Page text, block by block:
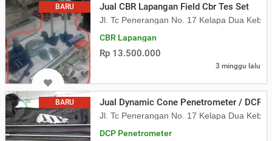
BARU Jual CBR Lapangan Field Cbr Tes Set
Jl. Tc Penerangan No. 17 Kelapa Dua
CBR Lapangan
Rp 13.500.000
3 minggu lalu
BARU Jual Dynamic Cone Penetrometer / DCP
Jl. Tc Penerangan No. 17 Kelapa Dua
DCP Penetrometer